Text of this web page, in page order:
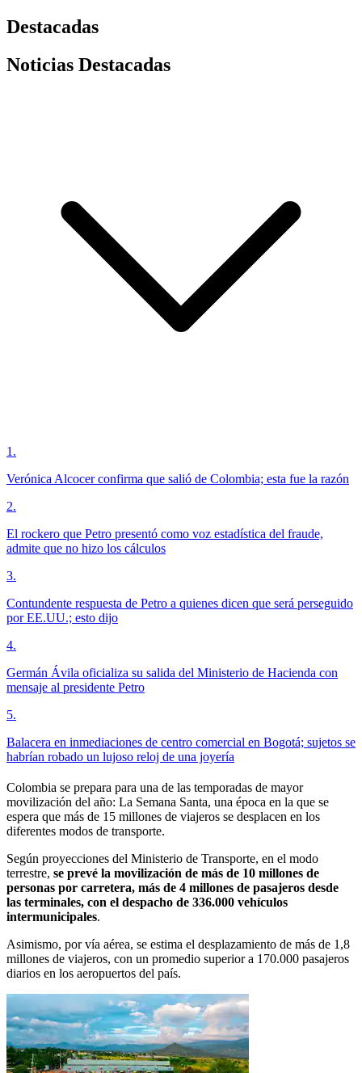
Destacadas
Noticias Destacadas
1 .
Verónica Alcocer confirma que salió de Colombia; esta fue la razón
2.
El rockero que Petro presentó como voz estadística del fraude,
admite que no hizo los cálculos
3.
Contundente respuesta de Petro a quienes dicen que será perseguido
por EE.UU.; esto dijo
4.
Germán Ávila oficializa su salida del Ministerio de Hacienda con
mensaje al presidente Petro
5.
Balacera en inmediaciones de centro comercial en Bogotá; sujetos se
habrían robado un lujoso reloj de una joyería
Colombia se prepara para una de las temporadas de mayor
movilización del año: La Semana Santa, una época en la que se
espera que más de 15 millones de viajeros se desplacen en los
diferentes modos de transporte.
Según proyecciones del Ministerio de Transporte, en el modo
terrestre, se prevé la movilización de más de 10 millones de
personas por carretera, más de 4 millones de pasajeros desde
las terminales, con el despacho de 336.000 vehículos
intermunicipales.
Asimismo, por vía aérea, se estima el desplazamiento de más de 1,8
millones de viajeros, con un promedio superior a 170.000 pasajeros
diarios en los aeropuertos del país.